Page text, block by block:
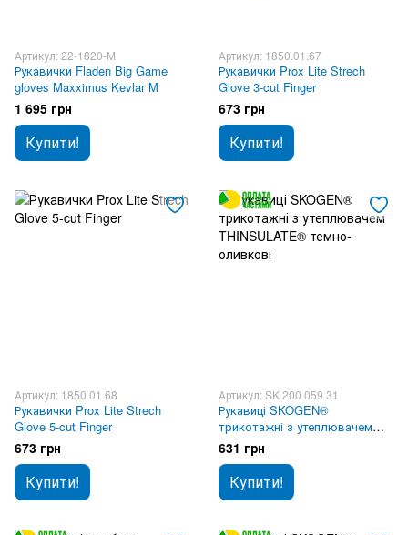
Артикул: 22-1820-M
Рукавички Fladen Big Game
gloves Maxximus Kevlar M
1 695 грн
Купити!
Артикул: 1850.01.67
Рукавички Prox Lite Strech
Glove 3-cut Finger
673 грн
Купити!
Артикул: 1850.01.68
Рукавички Prox Lite Strech
Glove 5-cut Finger
673 грн
Купити!
Артикул: SK 200 059 31
Рукавиці SKOGEN®
трикотажні з утеплювачем
THINSULATE® темно-оливкові
631 грн
Купити!